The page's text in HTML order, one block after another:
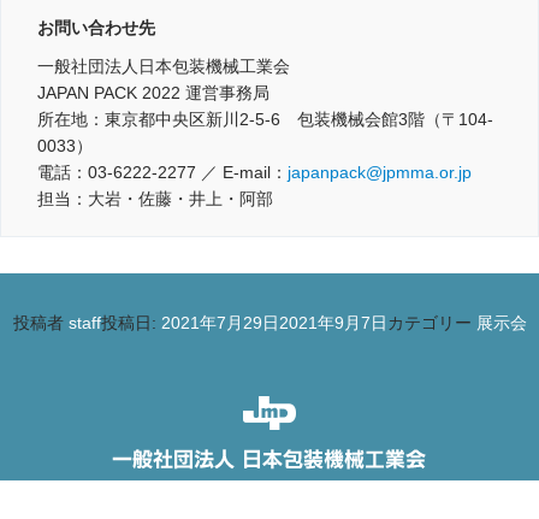
お問い合わせ先
一般社団法人日本包装機械工業会
JAPAN PACK 2022 運営事務局
所在地：東京都中央区新川2-5-6 包装機械会館3階（〒104-
0033）
電話：03-6222-2277 ／ E-mail： japanpack@jpmma.or.jp
担当：大岩・佐藤・井上・阿部
投稿者 staff投稿日: 2021年7月29日2021年9月7日 カテゴリー 展示会